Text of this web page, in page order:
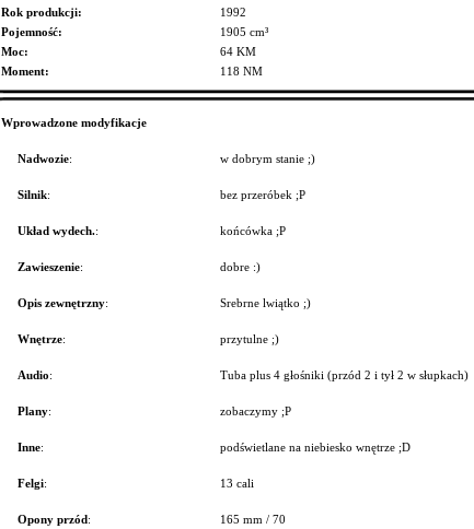
Rok produkcji:
1992
Pojemność:
1905 cm³
Moc:
64 KM
Moment:
118 NM
Wprowadzone modyfikacje
Nadwozie: w dobrym stanie ;)
Silnik: bez przeróbek ;P
Układ wydech.: końcówka ;P
Zawieszenie: dobre :)
Opis zewnętrzny: Srebrne lwiątko ;)
Wnętrze: przytulne ;)
Audio: Tuba plus 4 głośniki (przód 2 i tył 2 w słupkach)
Plany: zobaczymy ;P
Inne: podświetlane na niebiesko wnętrze ;D
Felgi: 13 cali
Opony przód: 165 mm / 70